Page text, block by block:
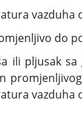
vazduha
do
ili pljusak
vazduha